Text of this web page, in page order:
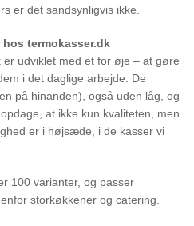
er det sandsynligvis ikke.
termokasser.dk
udviklet med et for øje – at gøre
i det daglige arbejde. De
på hinanden), også uden låg, og
at ikke kun kvaliteten, men
er i højsæde, i de kasser vi
100 varianter, og passer
storkøkkener og catering.